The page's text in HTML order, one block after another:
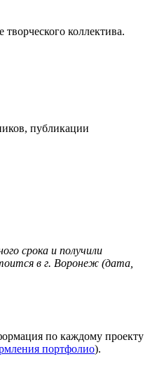
коллектива.
публикации
срока и получили
в г. Воронеж (дата,
по каждому проекту
портфолио).